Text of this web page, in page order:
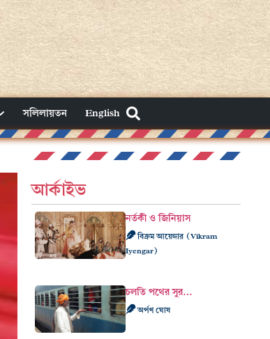
সলিলায়তন English
আর্কাইভ
নর্তকী ও জিনিয়াস
বিক্রম আয়েঙ্গার (Vikram
Iyengar)
চলতি পথের সুর…
অর্পণ ঘোষ